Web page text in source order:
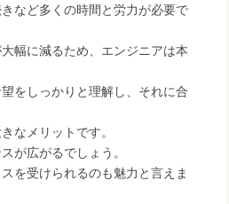
など多くの時間と労力が必要で
幅に減るため、エンジニアは本
をしっかりと理解し、それに合
なメリットです。
が広がるでしょう。
を受けられるのも魅力と言えま